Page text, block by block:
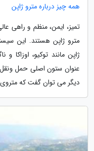
همه چیز درباره مترو ژاپن
تمیز، ایمن، منظم و راهی
مترو ژاپن هستند. این
ژاپن مانند توکیو، اوزاکا
عنوان ستون اصلی حمل
دیگر می توان گفت که